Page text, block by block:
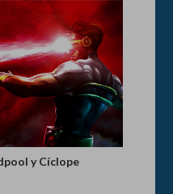
y Cíclope